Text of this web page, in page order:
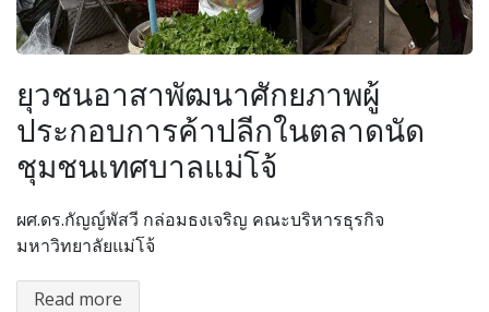
ยุวชนอาสาพัฒนาศักยภาพผู้
ประกอบการค้าปลีกในตลาดนัด
ชุมชนเทศบาลแม่โจ้
ผศ.ดร.กัญญ์พัสวี กล่อมธงเจริญ คณะบริหารธุรกิจ
มหาวิทยาลัยแม่โจ้
Read more